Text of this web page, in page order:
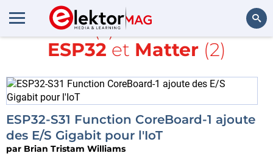
Rechercher
Article(s) avec la balise
ESP32 et Matter(2)
ESP32-S31 Function CoreBoard-1 ajoute
des E/S Gigabit pour l'IoT
par Brian Tristam Williams